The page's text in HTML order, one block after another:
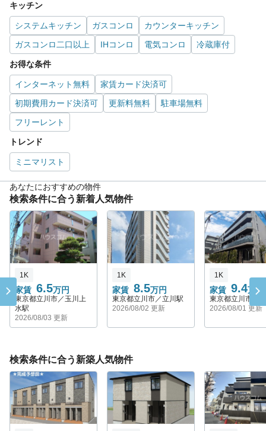
キッチン
システムキッチン ガスコンロ
カウンターキッチン
ガスコンロ二口以上
IHコンロ 電気コンロ 冷蔵庫付
お得な条件
インターネット無料
家賃カード決済可
初期費用カード決済可
更新料無料
駐車場無料
フリーレント
トレンド
ミニマリスト
あなたにおすすめの物件
検索条件に合う新着人気物件
1K
家賃 6.5万円
東京都立川市／玉川上
水駅
2026/08/03 更新
1K
家賃 8.5万円
東京都立川市／立川駅
2026/08/02 更新
1K
家賃 9.4万円
東京都立川市／
2026/08/01 更新
検索条件に合う新築人気物件